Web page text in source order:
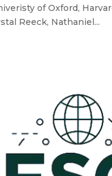
of Oxford,
Reeck, Nathaniel...